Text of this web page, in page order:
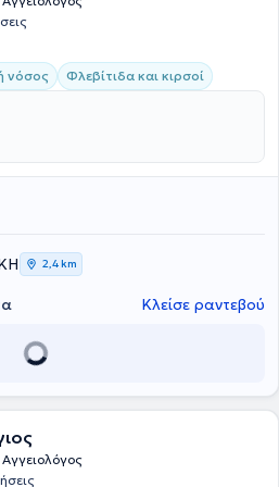
Διεθνή επιστημονικά περιοδικά.
Αγγειοχειρουργική Κλινική του
νόσος Φλεβίτιδα και κιρσοί
2,4 km
Κλείσε ραντεβού